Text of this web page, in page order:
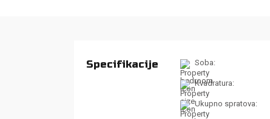
Specifikacije Soba:
Kvadratura:
Ukupno spratova: